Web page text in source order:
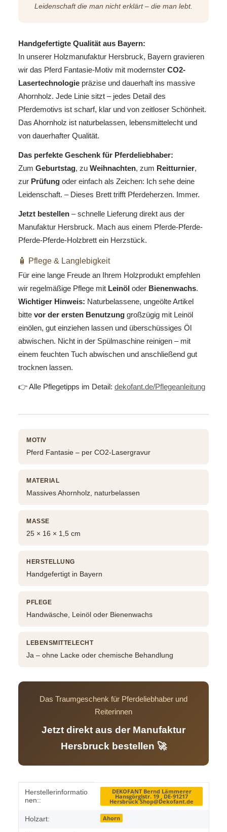
Leidenschaft die man nicht erklärt – die man lebt.
Handgefertigte Qualität aus Bayern:
In unserer Holzmanufaktur Hersbruck, Bayern gravieren
wir das Pferd Fantasie-Motiv mit modernster CO2-
Lasertechnologie präzise und dauerhaft ins massive
Ahornholz. Jede Linie sitzt – jedes Detail des
Pferdemotivs ist scharf, klar und von zeitloser Schönheit.
Das Ahornholz ist naturbelassen, lebensmittelecht und
von dauerhafter Qualität.
Das perfekte Geschenk für Pferdeliebhaber:
Zum Geburtstag, zu Weihnachten, zum Reitturnier,
zur Prüfung oder einfach als Zeichen: Ich sehe deine
Leidenschaft. – Dieses Brett trifft Pferdeherzen. Immer.
Jetzt bestellen – schnelle Lieferung direkt aus der
Manufaktur Hersbruck. Mach aus einem Pferde-Pferde-
Pferde-Pferde-Holzbrett ein Herzstück.
🧴 Pflege & Langlebigkeit
Für eine lange Freude an Ihrem Holzprodukt empfehlen
wir regelmäßige Pflege mit Leinöl oder Bienenwachs.
Wichtiger Hinweis: Naturbelassene, ungeölte Artikel
bitte vor der ersten Benutzung großzügig mit Leinöl
einölen, gut einziehen lassen und überschüssiges Öl
abwischen. Nicht in der Spülmaschine reinigen – mit
einem feuchten Tuch abwischen und anschließend gut
trocknen lassen.
👉 Alle Pflegetipps im Detail: dekofant.de/Pflegeanleitung
MOTIV
Pferd Fantasie – per CO2-Lasergravur
MATERIAL
Massives Ahornholz, naturbelassen
MASSE
25 × 16 × 1,5 cm
HERSTELLUNG
Handgefertigt in Bayern
PFLEGE
Handwäsche, Leinöl oder Bienenwachs
LEBENSMITTELECHT
Ja – ohne Lacke oder chemische Behandlung
Das Traumgeschenk für Pferdeliebhaber und
Reiterinnen
Jetzt direkt aus der Manufaktur
Hersbruck bestellen 🚀
Produkteigenschaft
Wert
Herstellerinformatio
nen::
DEKOFANT Bernd Lämmerer
Hansgörglstr. 19 , DE-91217
Hersbruck Shop@Dekofant.de
Holzart: Ahorn